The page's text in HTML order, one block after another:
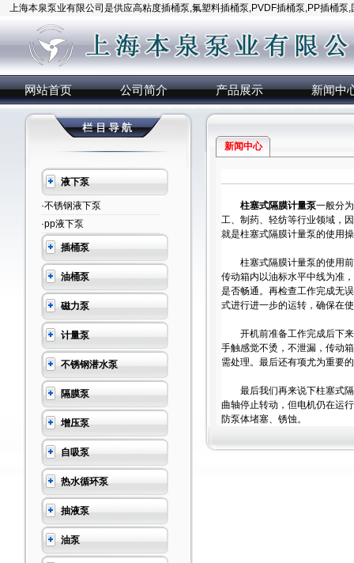
上海本泉泵业有限公司是供应高粘度插桶泵,氟塑料插桶泵,PVDF插桶泵,PP插桶泵
网站首页 公司简介 产品展示 新闻中
液下泵
·不锈钢液下泵
·pp液下泵
插桶泵
油桶泵
磁力泵
计量泵
不锈钢潜水泵
隔膜泵
增压泵
自吸泵
热水循环泵
抽液泵
油泵
新闻中心
柱塞式隔膜计量泵一般分
工、制药、轻纺等行业领域，
就是柱塞式隔膜计量泵的使用
柱塞式隔膜计量泵的使用前
传动箱内以油标水平中线为准
是否畅通。再检查工作完成无
式进行进一步的运转，确保在
开机前准备工作完成后下来
手触感觉不烫，不泄漏，传动
需处理。最后还有项尤为重要
最后我们再来说下柱塞式隔
曲轴停止转动，但电机仍在运
防泵体堵塞、锈蚀。